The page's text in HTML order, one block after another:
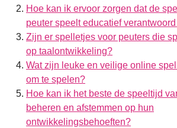
Hoe kan ik ervoor zorgen dat de
peuter speelt educatief
Zijn er spelletjes voor peuters die
op taalontwikkeling?
Wat zijn leuke en veilige online
om te spelen?
Hoe kan ik het beste de speeltijd
beheren en afstemmen op hun
ontwikkelingsbehoeften?